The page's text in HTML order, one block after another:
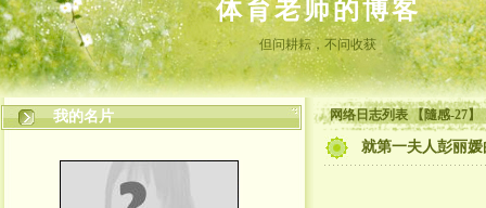
体育老师的博客
但问耕耘，不问收获
我的名片 网络日志列表 【隨感-27】
就第一夫人彭丽